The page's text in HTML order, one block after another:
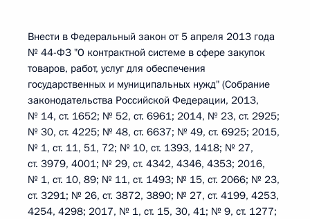
Внести в Федеральный закон от 5 апреля 2013 года
№ 44-ФЗ "О контрактной системе в сфере закупок
товаров, работ, услуг для обеспечения
государственных и муниципальных нужд" (Собрание
законодательства Российской Федерации, 2013,
№ 14, ст. 1652; № 52, ст. 6961; 2014, № 23, ст. 2925;
№ 30, ст. 4225; № 48, ст. 6637; № 49, ст. 6925; 2015,
№ 1, ст. 11, 51, 72; № 10, ст. 1393, 1418; № 27,
ст. 3979, 4001; № 29, ст. 4342, 4346, 4353; 2016,
№ 1, ст. 10, 89; № 11, ст. 1493; № 15, ст. 2066; № 23,
ст. 3291; № 26, ст. 3872, 3890; № 27, ст. 4199, 4253,
4254, 4298; 2017, № 1, ст. 15, 30, 41; № 9, ст. 1277;